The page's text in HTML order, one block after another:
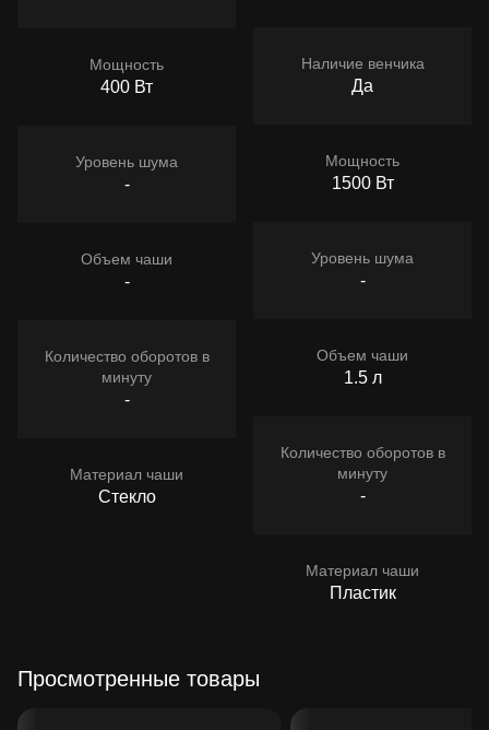
Мощность
400 Вт
Уровень шума
-
Объем чаши
-
Количество оборотов в
минуту
-
Материал чаши
Стекло
Наличие венчика
Да
Мощность
1500 Вт
Уровень шума
-
Объем чаши
1.5 л
Количество оборотов в
минуту
-
Материал чаши
Пластик
Просмотренные товары